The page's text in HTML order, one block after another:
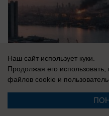
Наш сайт использует куки.
Продолжая его
файлов cookie и